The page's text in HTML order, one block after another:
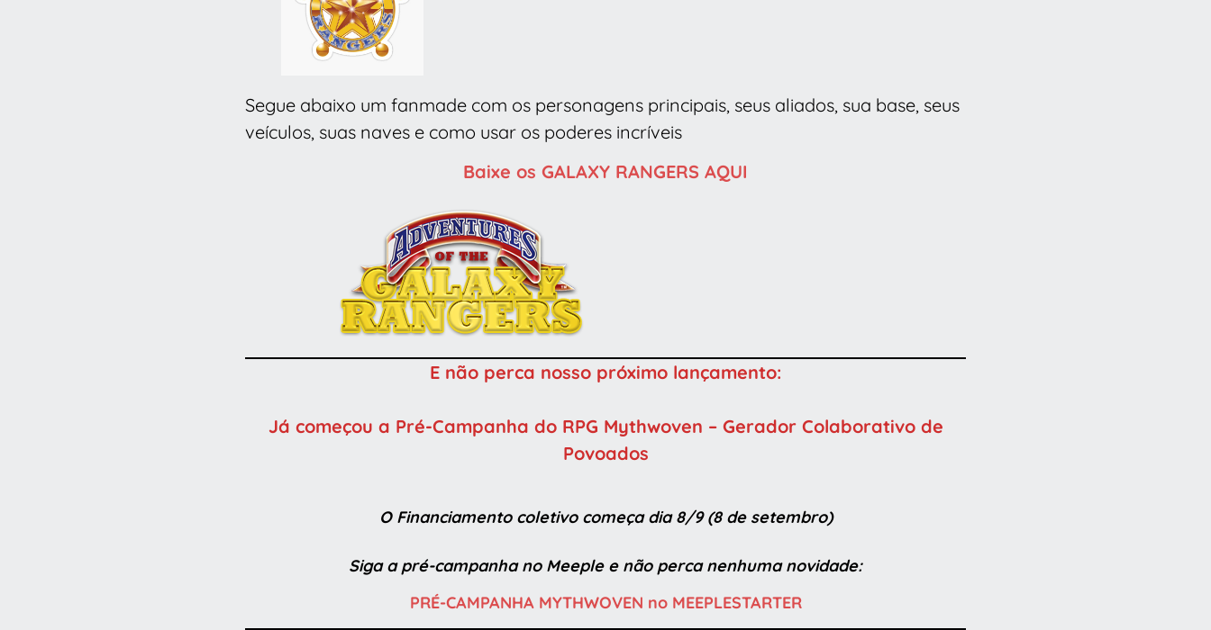
Segue abaixo um fanmade com os personagens principais, seus aliados, sua base, seus
veículos, suas naves e como usar os poderes incríveis
Baixe os GALAXY RANGERS AQUI
E não perca nosso próximo lançamento:
Já começou a Pré-Campanha do RPG Mythwoven – Gerador Colaborativo de
Povoados
O Financiamento coletivo começa dia 8/9 (8 de setembro)
Siga a pré-campanha no Meeple e não perca nenhuma novidade:
PRÉ-CAMPANHA MYTHWOVEN no MEEPLESTARTER